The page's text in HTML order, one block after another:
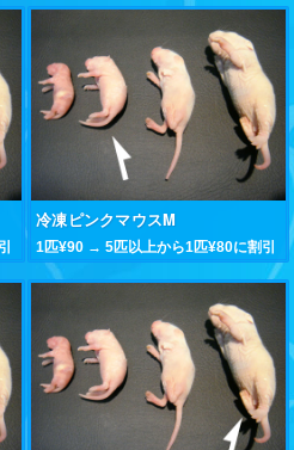
冷凍ピンクマウスM
1匹¥90 → 5匹以上から1匹¥80に割引